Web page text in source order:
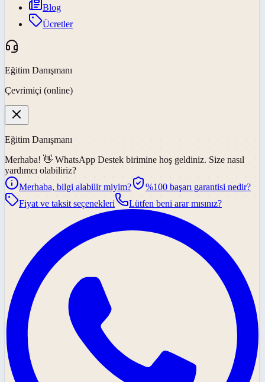
Blog
Ücretler
Eğitim Danışmanı
Çevrimiçi (online)
Eğitim Danışmanı
Merhaba! 👋 WhatsApp Destek birimine hoş geldiniz. Size nasıl
yardımcı olabiliriz?
Merhaba, bilgi alabilir miyim?
%100 başarı garantisi nedir?
Fiyat ve taksit seçenekleri
Lütfen beni arar mısınız?